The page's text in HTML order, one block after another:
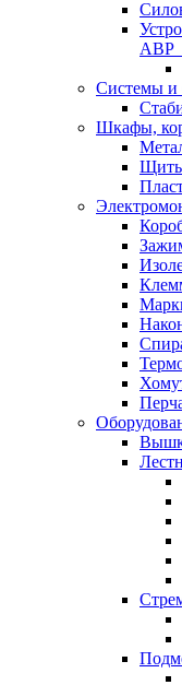
АВР
Системы и
Шкафы,